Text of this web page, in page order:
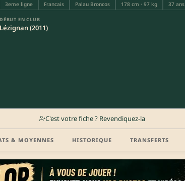
3eme ligne Francais Palau Broncos 178 cm · 97 kg 37 ans
DÉBUT EN CLUB
Lézignan (2011)
C'est votre fiche ? Revendiquez-la
& MOYENNES HISTORIQUE TRANSFERTS